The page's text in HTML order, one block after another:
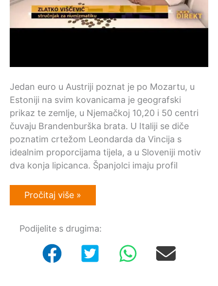
Jedan euro u Austriji poznat je po Mozartu, u
Estoniji na svim kovanicama je geografski
prikaz te zemlje, u Njemačkoj 10,20 i 50 centri
čuvaju Brandenburška brata. U Italiji se diče
poznatim crtežom Leondarda da Vincija s
idealnim proporcijama tijela, a u Sloveniji motiv
dva konja lipicanca. Španjolci imaju profil
RTL.hr:
O
eura…
Pročitaj više »
Podijelite s drugima: